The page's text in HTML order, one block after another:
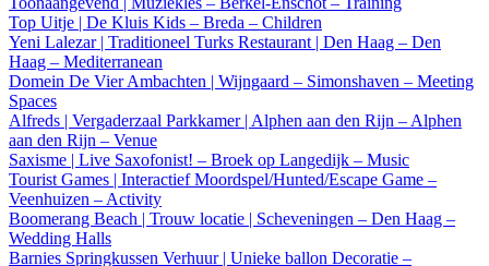
Top Uitje | De Kluis Kids – Breda – Children
Yeni Lalezar | Traditioneel Turks Restaurant | Den Haag – Den
Haag – Mediterranean
Domein De Vier Ambachten | Wijngaard – Simonshaven – Meeting
Spaces
Alfreds | Vergaderzaal Parkkamer | Alphen aan den Rijn – Alphen
aan den Rijn – Venue
Saxisme | Live Saxofonist! – Broek op Langedijk – Music
Tourist Games | Interactief Moordspel/Hunted/Escape Game –
Veenhuizen – Activity
Boomerang Beach | Trouw locatie | Scheveningen – Den Haag –
Wedding Halls
Barnies Springkussen Verhuur | Unieke ballon Decoratie –